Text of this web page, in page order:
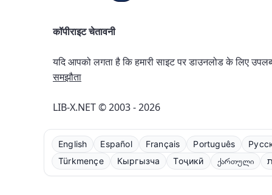
कॉपीराइट चेतावनी
यदि आपको लगता है कि हमारी साइट पर डाउनलोड के लिए
समझौता
LIB-X.NET © 2003 - 2026
English Español Français Português
Türkmençe
Кыргызча Тоҷикӣ ქართული